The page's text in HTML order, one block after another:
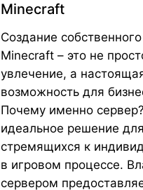
Minecraft
Создание
Minecraft – это не
увлечение, а
возможность для
Почему именно
идеальное решение
стремящихся к
в игровом процессе.
сервером